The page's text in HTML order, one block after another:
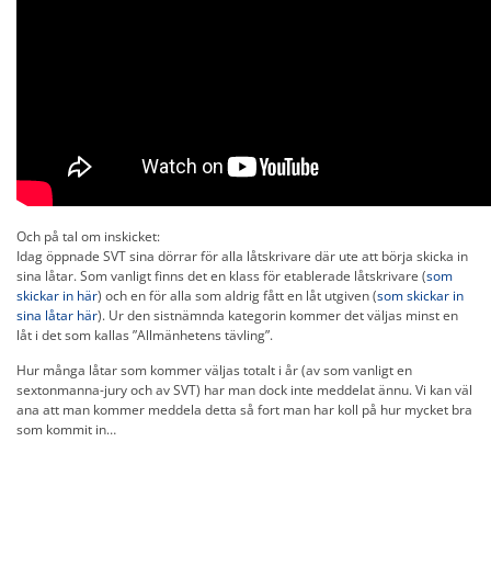
Och på tal om inskicket:
Idag öppnade SVT sina dörrar för alla låtskrivare där ute att börja skicka in
sina låtar. Som vanligt finns det en klass för etablerade låtskrivare (som
skickar in här) och en för alla som aldrig fått en låt utgiven (som skickar in
sina låtar här). Ur den sistnämnda kategorin kommer det väljas minst en
låt i det som kallas ”Allmänhetens tävling”.
Hur många låtar som kommer väljas totalt i år (av som vanligt en
sextonmanna-jury och av SVT) har man dock inte meddelat ännu. Vi kan väl
ana att man kommer meddela detta så fort man har koll på hur mycket bra
som kommit in…